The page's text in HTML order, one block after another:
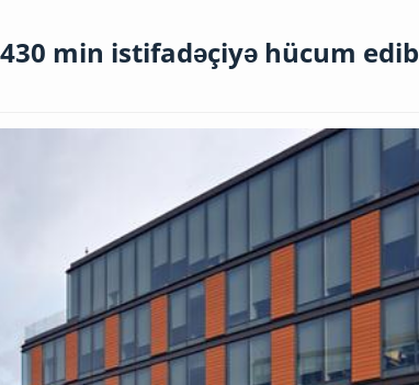
min istifadəçiyə hücum edib